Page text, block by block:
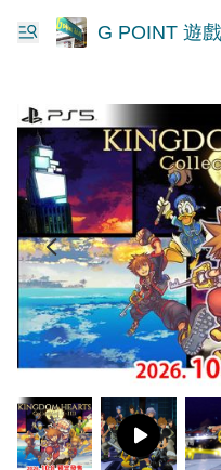
G POINT 遊